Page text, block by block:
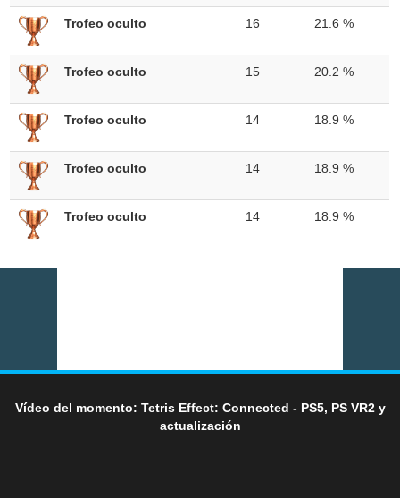
Trofeo oculto 16 21.6 %
Trofeo oculto 15 20.2 %
Trofeo oculto 14 18.9 %
Trofeo oculto 14 18.9 %
Trofeo oculto 14 18.9 %
Vídeo del momento: Tetris Effect: Connected - PS5, PS VR2 y
actualización